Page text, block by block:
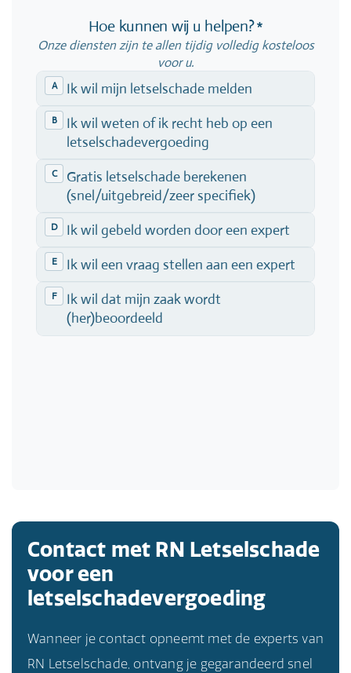
Contact met RN Letselschade
voor een
letselschadevergoeding
Wanneer je contact opneemt met de experts van
RN Letselschade, ontvang je gegarandeerd snel